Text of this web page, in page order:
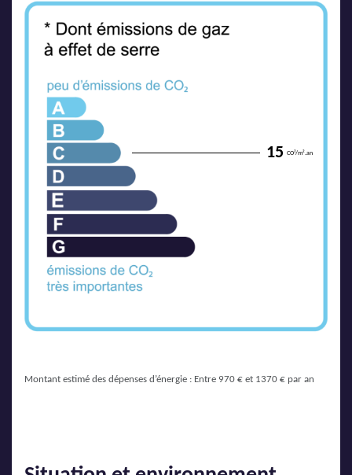
15 CO²/m².an
Montant estimé des dépenses d’énergie : Entre 970 € et 1370 € par an